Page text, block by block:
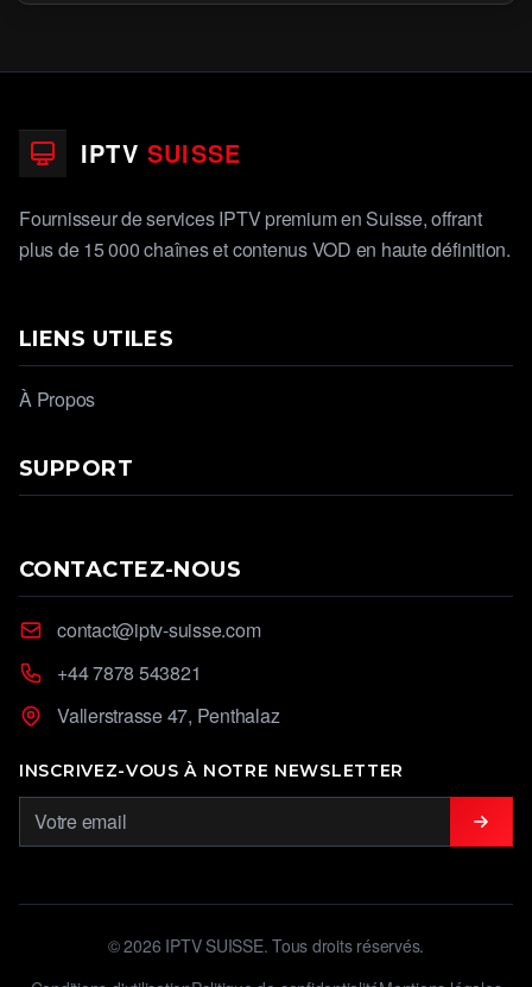
IPTV SUISSE
Fournisseur de services IPTV premium en Suisse, offrant
plus de 15 000 chaînes et contenus VOD en haute définition.
LIENS UTILES
À Propos
SUPPORT
CONTACTEZ-NOUS
contact@iptv-suisse.com
+44 7878 543821
Vallerstrasse 47, Penthalaz
INSCRIVEZ-VOUS À NOTRE NEWSLETTER
© 2026 IPTV SUISSE. Tous droits réservés.